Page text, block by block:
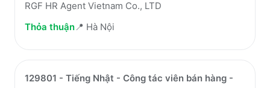
RGF HR Agent Vietnam Co., LTD
Thỏa thuận📍 Hà Nội
129801 - Tiếng Nhật - Công tác viên bán hàng -